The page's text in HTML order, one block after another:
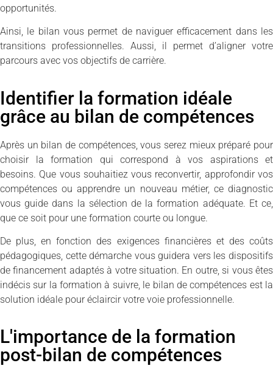
opportunités.
Ainsi, le bilan vous permet de naviguer efficacement dans les
transitions professionnelles. Aussi, il permet d’aligner votre
parcours avec vos objectifs de carrière.
Identifier la formation idéale
grâce au bilan de compétences
Après un bilan de compétences, vous serez mieux préparé pour
choisir la formation qui correspond à vos aspirations et
besoins. Que vous souhaitiez vous reconvertir, approfondir vos
compétences ou apprendre un nouveau métier, ce diagnostic
vous guide dans la sélection de la formation adéquate. Et ce,
que ce soit pour une formation courte ou longue.
De plus, en fonction des exigences financières et des coûts
pédagogiques, cette démarche vous guidera vers les dispositifs
de financement adaptés à votre situation. En outre, si vous êtes
indécis sur la formation à suivre, le bilan de compétences est la
solution idéale pour éclaircir votre voie professionnelle.
L'importance de la formation
post-bilan de compétences